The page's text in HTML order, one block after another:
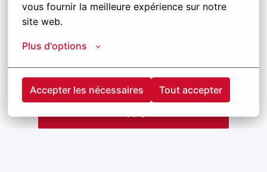
vous fournir la meilleure expérience sur notre
site web.
Plus d'options
Accepter les nécessaires Tout accepter
Hybrid